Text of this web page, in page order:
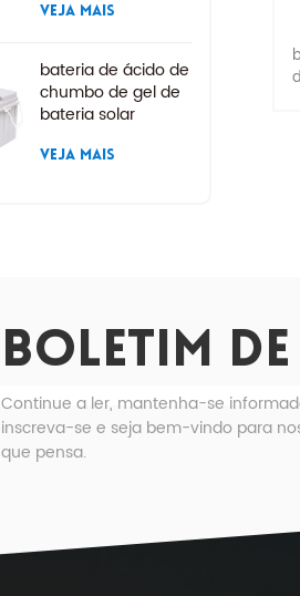
VEJA MAIS
bateria de ácido de
chumbo de gel de
bateria solar
VEJA MAIS
BOLETIM
Continue a ler, mantenha-se
inscreva-se e seja bem-vindo para
que pensa.